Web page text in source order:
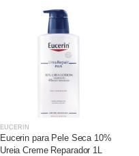
EUCERIN
Eucerin para Pele Seca 10%
Ureia Creme Reparador 1L